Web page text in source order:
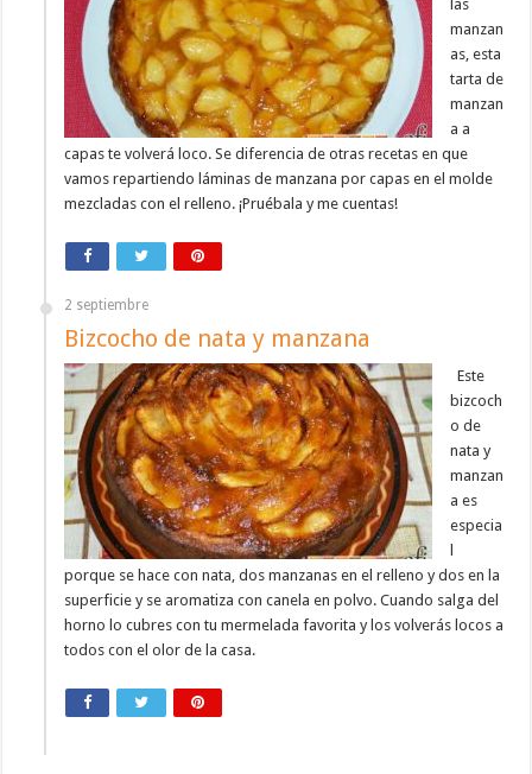
las
manzan
as, esta
tarta de
manzan
a a
capas te volverá loco. Se diferencia de otras recetas en que
vamos repartiendo láminas de manzana por capas en el molde
mezcladas con el relleno. ¡Pruébala y me cuentas!
2 septiembre
Bizcocho de nata y manzana
Este
bizcoch
o de
nata y
manzan
a es
especia
porque se hace con nata, dos manzanas en el relleno y dos en la
superficie y se aromatiza con canela en polvo. Cuando salga del
horno lo cubres con tu mermelada favorita y los volverás locos a
todos con el olor de la casa.